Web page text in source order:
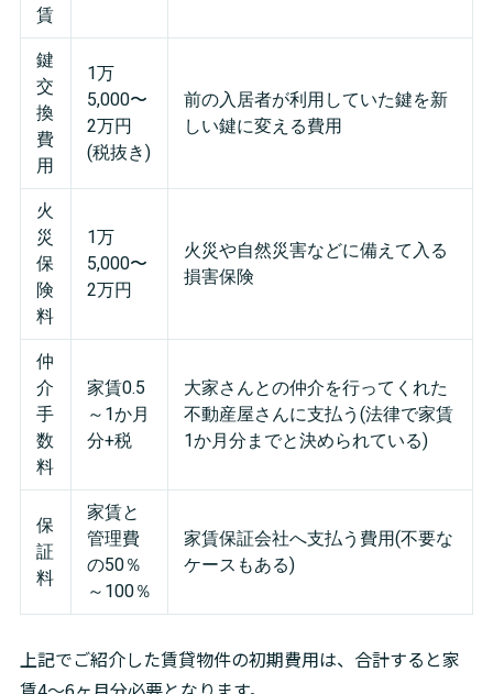
賃
鍵
交
換
費
用
1万
5,000〜
2万円
(税抜き)
前の入居者が利用していた鍵を新
しい鍵に変える費用
火
災
保
険
料
1万
5,000〜
2万円
火災や自然災害などに備えて入る
損害保険
仲
介
手
数
料
家賃0.5
～1か月
分+税
大家さんとの仲介を行ってくれた
不動産屋さんに支払う(法律で家賃
1か月分までと決められている)
保
証
料
家賃と
管理費
の50％
～100％
家賃保証会社へ支払う費用(不要な
ケースもある)
上記でご紹介した賃貸物件の初期費用は、合計すると家